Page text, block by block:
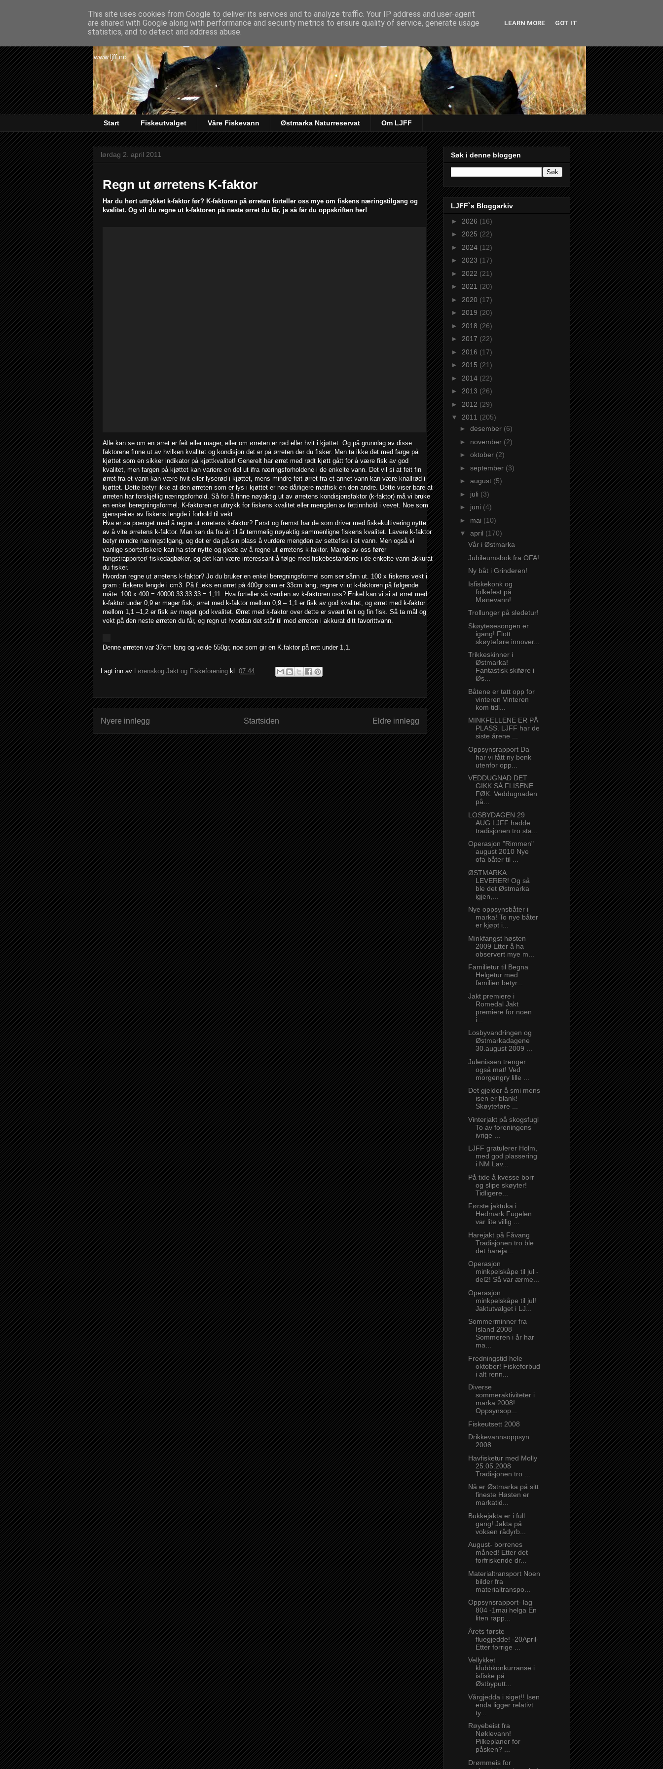
Lørenskog Jakt & Fiskeforening
www.ljff.no
Start Fiskeutvalget Våre Fiskevann Østmarka Naturreservat Om LJFF
lørdag 2. april 2011
Regn ut ørretens K-faktor
Har du hørt uttrykket k-faktor før? K-faktoren på ørreten forteller oss mye om fiskens næringstilgang og
kvalitet. Og vil du regne ut k-faktoren på neste ørret du får, ja så får du oppskriften her!
Alle kan se om en ørret er feit eller mager, eller om ørreten er rød eller hvit i kjøttet. Og på grunnlag av disse
faktorene finne ut av hvilken kvalitet og kondisjon det er på ørreten der du fisker. Men ta ikke det med farge på
kjøttet som en sikker indikator på kjøttkvalitet! Generelt har ørret med rødt kjøtt gått for å være fisk av god
kvalitet, men fargen på kjøttet kan variere en del ut ifra næringsforholdene i de enkelte vann. Det vil si at feit fin
ørret fra et vann kan være hvit eller lyserød i kjøttet, mens mindre feit ørret fra et annet vann kan være knallrød i
kjøttet. Dette betyr ikke at den ørreten som er lys i kjøttet er noe dårligere matfisk en den andre. Dette viser bare at
ørreten har forskjellig næringsforhold. Så for å finne nøyaktig ut av ørretens kondisjonsfaktor (k-faktor) må vi bruke
en enkel beregningsformel. K-faktoren er uttrykk for fiskens kvalitet eller mengden av fettinnhold i vevet. Noe som
gjenspeiles av fiskens lengde i forhold til vekt.
Hva er så poenget med å regne ut ørretens k-faktor? Først og fremst har de som driver med fiskekultivering nytte
av å vite ørretens k-faktor. Man kan da fra år til år temmelig nøyaktig sammenligne fiskens kvalitet. Lavere k-faktor
betyr mindre næringstilgang, og det er da på sin plass å vurdere mengden av settefisk i et vann. Men også vi
vanlige sportsfiskere kan ha stor nytte og glede av å regne ut ørretens k-faktor. Mange av oss fører
fangstrapporter/ fiskedagbøker, og det kan være interessant å følge med fiskebestandene i de enkelte vann akkurat
du fisker.
Hvordan regne ut ørretens k-faktor? Jo du bruker en enkel beregningsformel som ser sånn ut. 100 x fiskens vekt i
gram : fiskens lengde i cm3. På f..eks en ørret på 400gr som er 33cm lang, regner vi ut k-faktoren på følgende
måte. 100 x 400 = 40000:33:33:33 = 1,11. Hva forteller så verdien av k-faktoren oss? Enkel kan vi si at ørret med
k-faktor under 0,9 er mager fisk, ørret med k-faktor mellom 0,9 – 1,1 er fisk av god kvalitet, og ørret med k-faktor
mellom 1,1 –1,2 er fisk av meget god kvalitet. Ørret med k-faktor over dette er svært feit og fin fisk. Så ta mål og
vekt på den neste ørreten du får, og regn ut hvordan det står til med ørreten i akkurat ditt favorittvann.
Denne ørreten var 37cm lang og veide 550gr, noe som gir en K.faktor på rett under 1,1.
Lagt inn av Lørenskog Jakt og Fiskeforening kl. 07:44
Nyere innlegg Eldre innlegg
Startsiden
Søk i denne bloggen
LJFF`s Bloggarkiv
► 2026 (16)
► 2025 (22)
► 2024 (12)
► 2023 (17)
► 2022 (21)
► 2021 (20)
► 2020 (17)
► 2019 (20)
► 2018 (26)
► 2017 (22)
► 2016 (17)
► 2015 (21)
► 2014 (22)
► 2013 (26)
► 2012 (29)
▼ 2011 (205)
► desember (6)
► november (2)
► oktober (2)
► september (3)
► august (5)
► juli (3)
► juni (4)
► mai (10)
▼ april (170)
Vår i Østmarka
Jubileumsbok fra OFA!
Ny båt i Grinderen!
Isfiskekonk og
folkefest på
Mønevann!
Trollunger på sledetur!
Skøytesesongen er
igang! Flott
skøyteføre innover...
Trikkeskinner i
Østmarka!
Fantastisk skiføre i
Øs...
Båtene er tatt opp for
vinteren Vinteren
kom tidl...
MINKFELLENE ER PÅ
PLASS. LJFF har de
siste årene ...
Oppsynsrapport Da
har vi fått ny benk
utenfor opp...
VEDDUGNAD DET
GIKK SÅ FLISENE
FØK. Veddugnaden
på...
LOSBYDAGEN 29
AUG LJFF hadde
tradisjonen tro sta...
Operasjon "Rimmen"
august 2010 Nye
ofa båter til ...
ØSTMARKA
LEVERER! Og så
ble det Østmarka
igjen,...
Nye oppsynsbåter i
marka! To nye båter
er kjøpt i...
Minkfangst høsten
2009 Etter å ha
observert mye m...
Familietur til Begna
Helgetur med
familien betyr...
Jakt premiere i
Romedal Jakt
premiere for noen
i...
Losbyvandringen og
Østmarkadagene
30.august 2009 ...
Julenissen trenger
også mat! Ved
morgengry lille ...
Det gjelder å smi mens
isen er blank!
Skøyteføre ...
Vinterjakt på skogsfugl
To av foreningens
ivrige ...
LJFF gratulerer Holm,
med god plassering
i NM Lav...
På tide å kvesse borr
og slipe skøyter!
Tidligere...
Første jaktuka i
Hedmark Fugelen
var lite villig ...
Harejakt på Fåvang
Tradisjonen tro ble
det hareja...
Operasjon
minkpelskåpe til jul -
del2! Så var ærme...
Operasjon
minkpelskåpe til jul!
Jaktutvalget i LJ...
Sommerminner fra
Island 2008
Sommeren i år har
ma...
Fredningstid hele
oktober! Fiskeforbud
i alt renn...
Diverse
sommeraktiviteter i
marka 2008!
Oppsynsop...
Fiskeutsett 2008
Drikkevannsoppsyn
2008
Havfisketur med Molly
25.05.2008
Tradisjonen tro ...
Nå er Østmarka på sitt
fineste Høsten er
markatid...
Bukkejakta er i full
gang! Jakta på
voksen rådyrb...
August- borrenes
måned! Etter det
forfriskende dr...
Materialtransport Noen
bilder fra
materialtranspo...
Oppsynsrapport- lag
804 -1mai helga En
liten rapp...
Årets første
fluegjedde! -20April-
Etter forrige ...
Vellykket
klubbkonkurranse i
isfiske på
Østbyputt...
Vårgjedda i siget!! Isen
enda ligger relativt
ty...
Røyebeist fra
Nøklevann!
Pilkeplaner for
påsken? ...
Drømmeis for
This site uses cookies from Google to deliver its services and to analyze traffic. Your IP address and user-agent
are shared with Google along with performance and security metrics to ensure quality of service, generate usage
statistics, and to detect and address abuse.
LEARN MORE GOT IT